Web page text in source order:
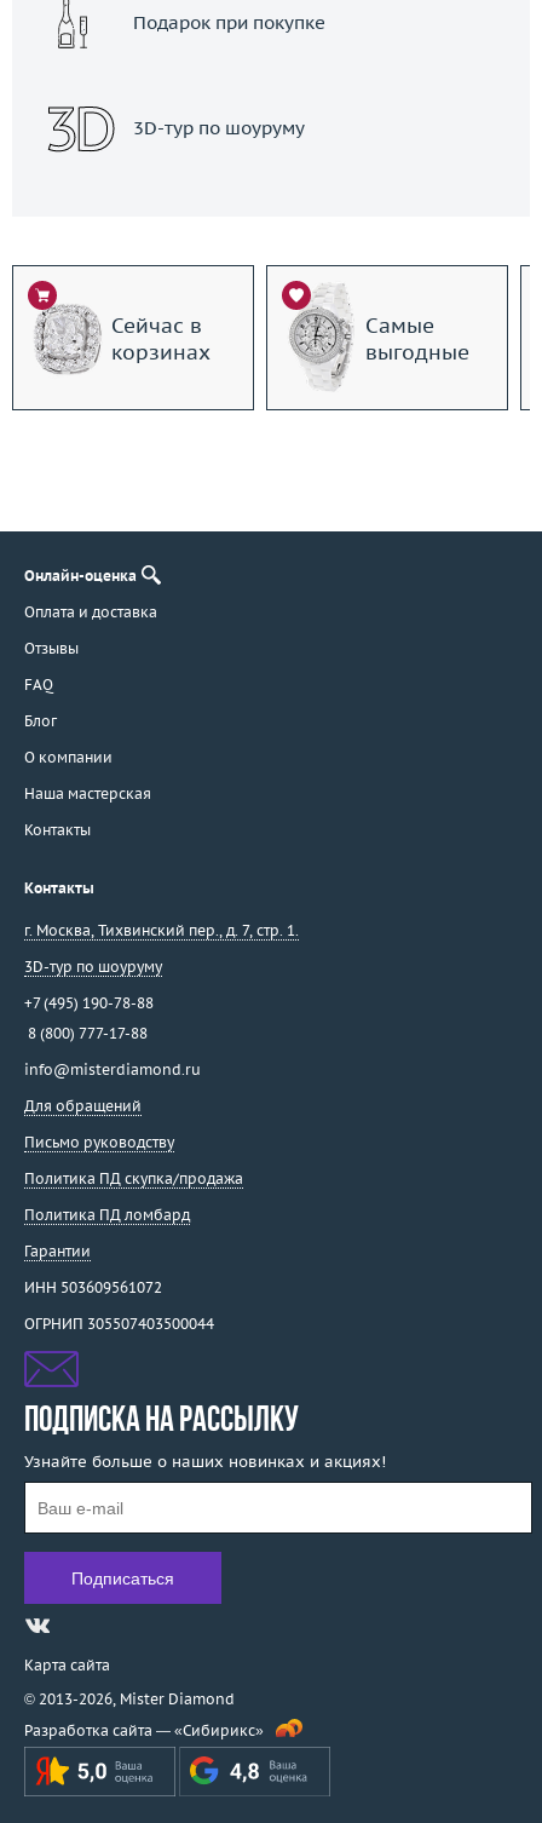
Подарок при покупке
3D-тур по шоуруму
Сейчас в
корзинах
Самые
выгодные
Онлайн-оценка
Оплата и доставка
Отзывы
FAQ
Блог
О компании
Наша мастерская
Контакты
Контакты
г. Москва, Тихвинский пер., д. 7, стр. 1.
3D-тур по шоуруму
+7 (495) 190-78-88
8 (800) 777-17-88
info@misterdiamond.ru
Для обращений
Письмо руководству
Политика ПД скупка/продажа
Политика ПД ломбард
Гарантии
ИНН 503609561072
ОГРНИП 305507403500044
ПОДПИСКА НА РАССЫЛКУ
Узнайте больше о наших новинках и акциях!
Карта сайта
© 2013-2026, Mister Diamond
Разработка сайта — «Сибирикс»